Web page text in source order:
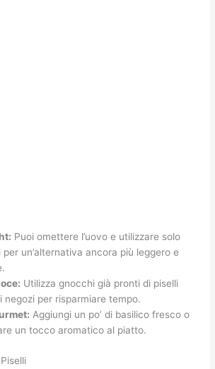
Puoi omettere l’uovo e utilizzare solo
un’alternativa ancora più leggero e
Utilizza gnocchi già pronti di piselli
negozi per risparmiare tempo.
Aggiungi un po’ di basilico fresco o
un tocco aromatico al piatto.